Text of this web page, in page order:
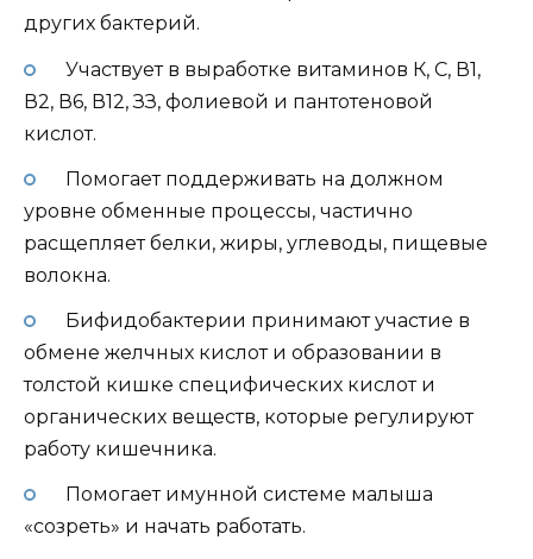
других бактерий.
Участвует в выработке витаминов К, С, В1,
В2, В6, В12, ЗЗ, фолиевой и пантотеновой
кислот.
Помогает поддерживать на должном
уровне обменные процессы, частично
расщепляет белки, жиры, углеводы, пищевые
волокна.
Бифидобактерии принимают участие в
обмене желчных кислот и образовании в
толстой кишке специфических кислот и
органических веществ, которые регулируют
работу кишечника.
Помогает имунной системе малыша
«созреть» и начать работать.